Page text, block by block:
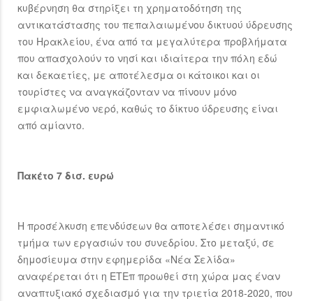
κυβέρνηση θα στηρίξει τη χρηματοδότηση της
αντικατάστασης του πεπαλαιωμένου δικτυού ύδρευσης
του Ηρακλείου, ένα από τα μεγαλύτερα προβλήματα
που απασχολούν το νησί και ιδιαίτερα την πόλη εδώ
και δεκαετίες, με αποτέλεσμα οι κάτοικοι και οι
τουρίστες να αναγκάζονταν να πίνουν μόνο
εμφιαλωμένο νερό, καθώς το δίκτυο ύδρευσης είναι
από αμίαντο.
Πακέτο 7 δισ. ευρώ
Η προσέλκυση επενδύσεων θα αποτελέσει σημαντικό
τμήμα των εργασιών του συνεδρίου. Στο μεταξύ, σε
δημοσίευμα στην εφημερίδα «Νέα Σελίδα»
αναφέρεται ότι η ΕΤΕπ προωθεί στη χώρα μας έναν
αναπτυξιακό σχεδιασμό για την τριετία 2018-2020, που